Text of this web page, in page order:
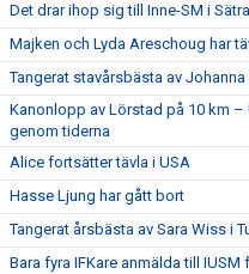
Det drar ihop sig till Inne-SM i
Majken och Lyda Areschoug har
Tangerat stavårsbästa av Johanna
Kanonlopp av Lörstad på 10 km –
genom tiderna
Alice fortsätter tävla i USA
Hasse Ljung har gått bort
Tangerat årsbästa av Sara Wiss i
Bara fyra IFKare anmälda till IUSM